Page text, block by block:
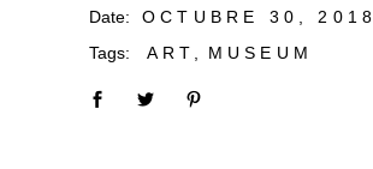
Date:
OCTUBRE 30, 2018
Tags:
ART MUSEUM